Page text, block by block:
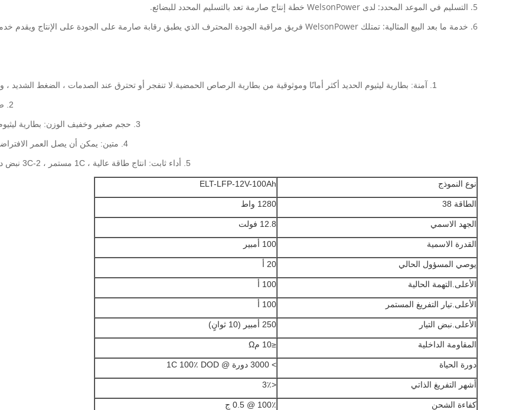
5. التسليم في الموعد المحدد: لدى WelsonPower خطة إنتاج صارمة تعد بالتسليم المحدد للبضائع.
6. خدمة ما بعد البيع المثالية: تمتلك WelsonPower فريق مراقبة الجودة المحترف الذي يطبق رقابة صارمة على الجودة على الإنتاج ويقدم خدمة ما بعد البيع المثالية للعملاء.
1. آمنة: بطارية ليثيوم الحديد أكثر أمانًا وموثوقية من بطارية الرصاص الحمضية.لا تنفجر أو تحترق عند الصدمات ، الضغط الشديد ، وخز الإبرة ، ماس كهربائى ، الشحن الزائد وارتفاع درجة الحرارة.
2. صديقة للبيئة: معتمدة من ROHS ، بدون أي مواد خطرة أو ضارة.
3. حجم صغير وخفيف الوزن: بطارية ليثيوم الحديد حوالي 1/2 الحجم و 1/3 وزن بطارية الرصاص الحمضية.
4. متين: يمكن أن يصل العمر الافتراضي لبطارية lifepo4 إلى أكثر من 6 سنوات مع 2000-6000 دورة.
5. أداء ثابت: انتاج طاقة عالية ، 1C مستمر ، 2-3C نبض دياكارجينغ الحالي.معدل تفريغ ذاتي منخفض ، أقل من 3٪ شهريًا.
نوع النموذج ELT-LFP-12V-100Ah
الطاقة 38 1280 واط
الجهد الاسمي 12.8 فولت
القدرة الاسمية 100 أمبير
يوصي المسؤول الحالي 20 أ
الأعلى.التهمة الحالية 100 أ
الأعلى.تيار التفريغ المستمر 100 أ
الأعلى.نبض التيار 250 أمبير (10 ثوانٍ)
المقاومة الداخلية ≤10 مΩ
دورة الحياة > 3000 دورة @ 1C 100٪ DOD
أشهر التفريغ الذاتي <3٪
كفاءة الشحن 100٪ @ 0.5 ج